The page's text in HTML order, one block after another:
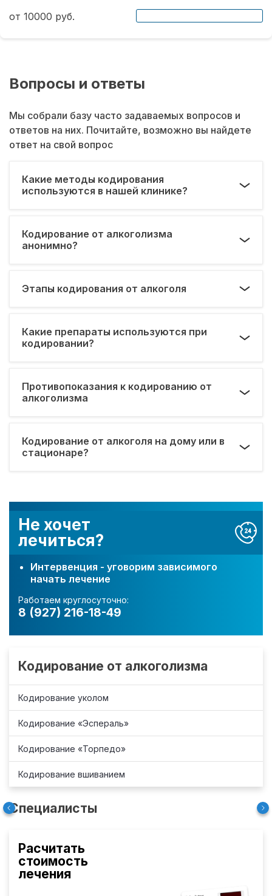
Не хочет
лечиться?
Интервенция - уговорим зависимого
начать лечение
Работаем круглосуточно:
8 (927) 216-18-49
Кодирование от алкоголизма
Кодирование уколом
Кодирование «Эспераль»
Кодирование «Торпедо»
Кодирование вшиванием
Специалисты
Расчитать
стоимость
лечения
от 10000 руб.
Вопросы и ответы
Мы собрали базу часто задаваемых вопросов и
ответов на них. Почитайте, возможно вы найдете
ответ на свой вопрос
Какие методы кодирования
используются в нашей клинике?
Кодирование от алкоголизма
анонимно?
Этапы кодирования от алкоголя
Какие препараты используются при
кодировании?
Противопоказания к кодированию от
алкоголизма
Кодирование от алкоголя на дому или в
стационаре?